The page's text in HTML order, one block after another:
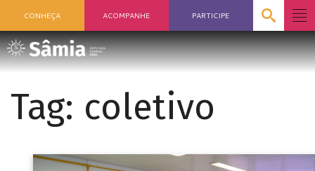
CONHEÇA ACOMPANHE PARTICIPE
Tag: coletivo